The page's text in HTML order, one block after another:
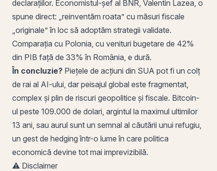
declarațiilor. Economistul-șef al BNR, Valentin Lazea, o
spune direct: „reinventăm roata” cu măsuri fiscale
„originale” în loc să adoptăm strategii validate.
Comparația cu Polonia, cu venituri bugetare de 42%
din PIB față de 33% în România, e dură.
În concluzie? Piețele de acțiuni din SUA pot fi un colț
de rai al AI-ului, dar peisajul global este fragmentat,
complex și plin de riscuri geopolitice și fiscale. Bitcoin-
ul peste 109.000 de dolari, argintul la maximul ultimilor
13 ani, sau aurul sunt un semnal al căutării unui refugiu,
un gest de hedging într-o lume în care politica
economică devine tot mai imprevizibilă.
⚠️ Disclaimer